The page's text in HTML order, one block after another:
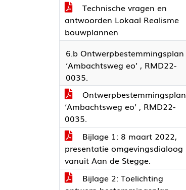
Technische vragen en
antwoorden Lokaal Realisme
bouwplannen
6.b Ontwerpbestemmingsplan
‘Ambachtsweg eo’ , RMD22-
0035.
Ontwerpbestemmingsplan
‘Ambachtsweg eo’ , RMD22-
0035.
Bijlage 1: 8 maart 2022,
presentatie omgevingsdialoog
vanuit Aan de Stegge.
Bijlage 2: Toelichting